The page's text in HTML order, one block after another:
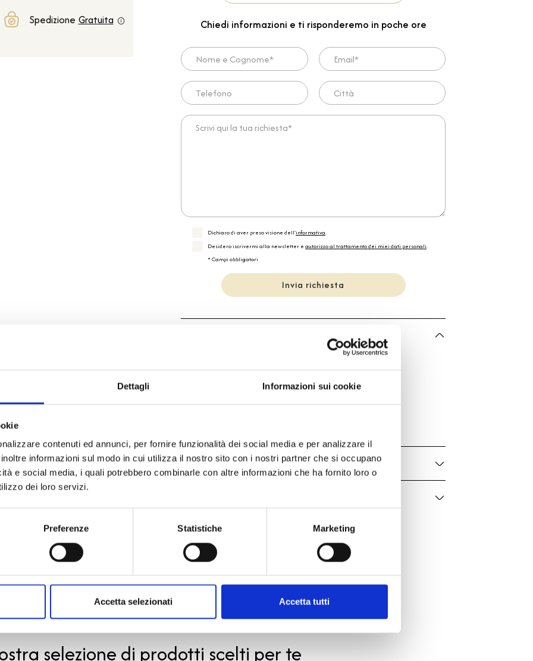
Dettagli Informazioni sui cookie
contenuti ed annunci, per fornire funzionalità dei social media e per analizzare il
informazioni sul modo in cui utilizza il nostro sito con i nostri partner che si occupano
e social media, i quali potrebbero combinarle con altre informazioni che ha fornito loro o
dei loro servizi.
Preferenze Statistiche Marketing
Accetta selezionati Accetta tutti
Spedizione Gratuita Chiedi informazioni e ti risponderemo in poche ore
Nome e Cognome* Email*
Telefono Città
Scrivi qui la tua richiesta*
Dichiaro di aver preso visione dell'informativa.
Desidero iscrivermi alla newsletter e autorizzo al trattamento dei miei dati personali.
* Campi obbligatori
Invia richiesta
Marchio
Bartorelli Italian Jewels
Forever
Codice
329-PRE-E
Descrizione
PRODOTTI SIMILI
selezione di prodotti scelti per te